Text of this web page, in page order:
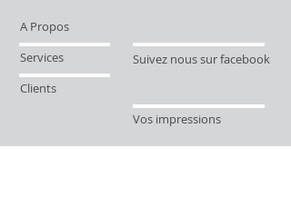
A Propos
Services
Clients
Contact
Suivez nous sur facebook
Vos impressions